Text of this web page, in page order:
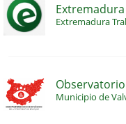
Extremadura
Municipio de